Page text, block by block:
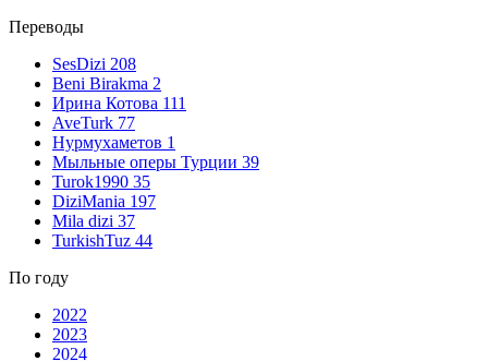
Переводы
SesDizi 208
Beni Birakma 2
Ирина Котова 111
AveTurk 77
Нурмухаметов 1
Мыльные оперы Турции 39
Turok1990 35
DiziMania 197
Mila dizi 37
TurkishTuz 44
По году
2022
2023
2024